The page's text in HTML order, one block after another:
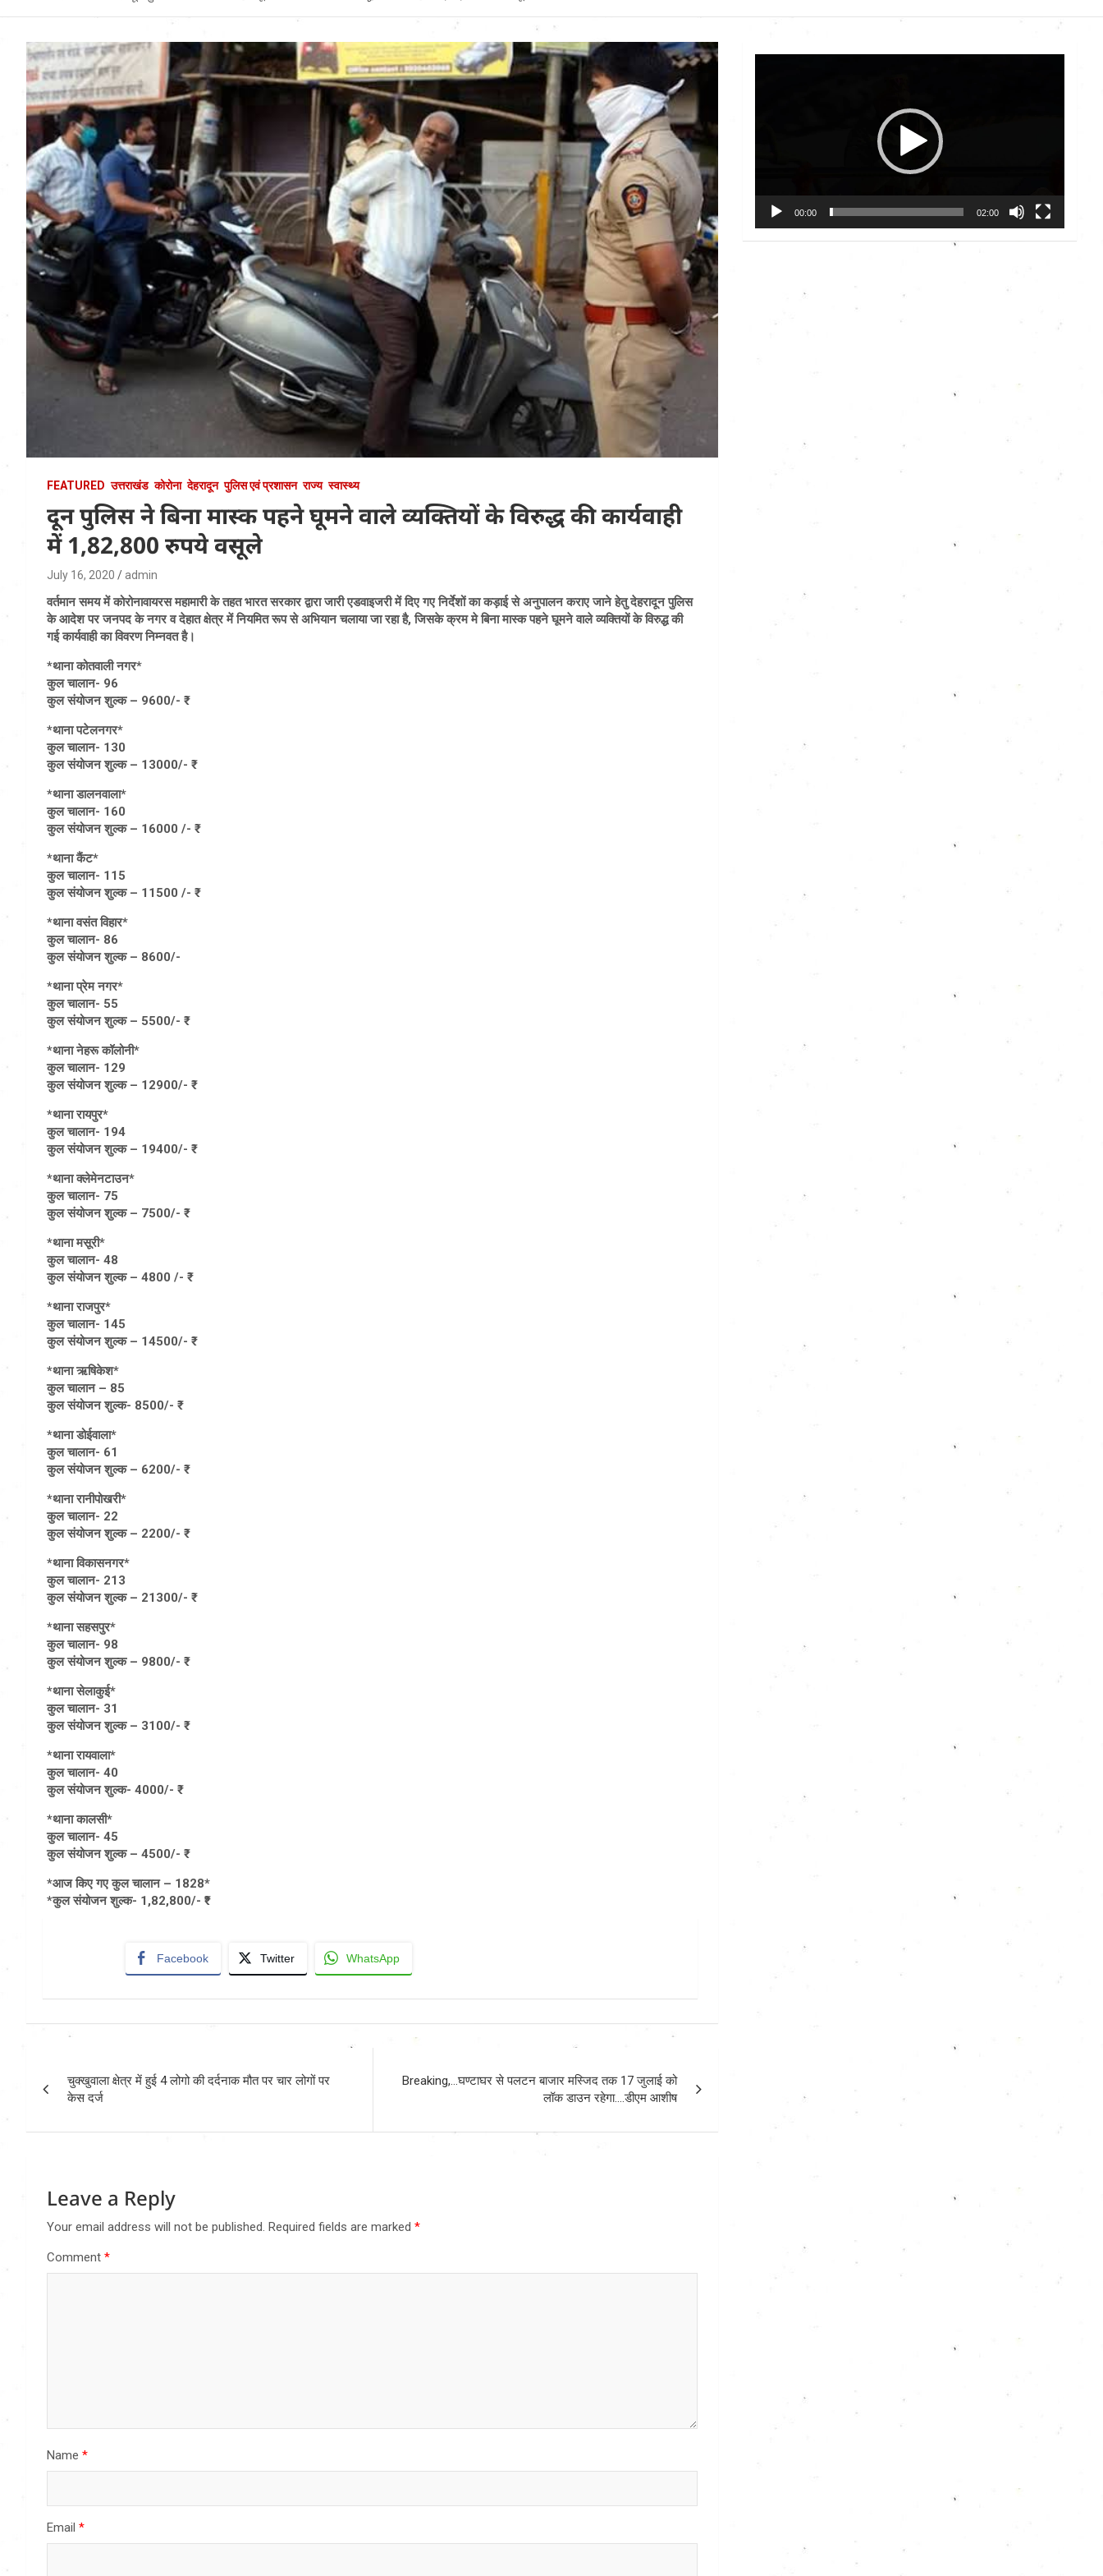
Uttarakhand News in
Hindi
FEATURED उत्तराखंड कोरोना देहरादून पुलिस एवं प्रशासन राज्य स्वास्थ्य
दून पुलिस ने बिना मास्क पहने घूमने वाले व्यक्तियों के विरुद्ध की कार्यवाही
में 1,82,800 रुपये वसूले
July 16, 2020 admin
वर्तमान समय में कोरोनावायरस महामारी के तहत भारत सरकार द्वारा जारी एडवाइजरी में दिए गए निर्देशों का कड़ाई से अनुपालन कराए जाने हेतु देहरादून पुलिस
के आदेश पर जनपद के नगर व देहात क्षेत्र में नियमित रूप से अभियान चलाया जा रहा है, जिसके क्रम मे बिना मास्क पहने घूमने वाले व्यक्तियों के विरुद्ध की
गई कार्यवाही का विवरण निम्नवत है।
*थाना कोतवाली नगर*
कुल चालान- 96
कुल संयोजन शुल्क – 9600/- ₹
*थाना पटेलनगर*
कुल चालान- 130
कुल संयोजन शुल्क – 13000/- ₹
*थाना डालनवाला*
कुल चालान- 160
कुल संयोजन शुल्क – 16000 /- ₹
*थाना कैंट*
कुल चालान- 115
कुल संयोजन शुल्क – 11500 /- ₹
*थाना वसंत विहार*
कुल चालान- 86
कुल संयोजन शुल्क – 8600/-
*थाना प्रेम नगर*
कुल चालान- 55
कुल संयोजन शुल्क – 5500/- ₹
*थाना नेहरू कॉलोनी*
कुल चालान- 129
कुल संयोजन शुल्क – 12900/- ₹
*थाना रायपुर*
कुल चालान- 194
कुल संयोजन शुल्क – 19400/- ₹
*थाना क्लेमेनटाउन*
कुल चालान- 75
कुल संयोजन शुल्क – 7500/- ₹
*थाना मसूरी*
कुल चालान- 48
कुल संयोजन शुल्क – 4800 /- ₹
*थाना राजपुर*
कुल चालान- 145
कुल संयोजन शुल्क – 14500/- ₹
*थाना ऋषिकेश*
कुल चालान – 85
कुल संयोजन शुल्क- 8500/- ₹
*थाना डोईवाला*
कुल चालान- 61
कुल संयोजन शुल्क – 6200/- ₹
*थाना रानीपोखरी*
कुल चालान- 22
कुल संयोजन शुल्क – 2200/- ₹
*थाना विकासनगर*
कुल चालान- 213
कुल संयोजन शुल्क – 21300/- ₹
*थाना सहसपुर*
कुल चालान- 98
कुल संयोजन शुल्क – 9800/- ₹
*थाना सेलाकुई*
कुल चालान- 31
कुल संयोजन शुल्क – 3100/- ₹
*थाना रायवाला*
कुल चालान- 40
कुल संयोजन शुल्क- 4000/- ₹
*थाना कालसी*
कुल चालान- 45
कुल संयोजन शुल्क – 4500/- ₹
*आज किए गए कुल चालान – 1828*
*कुल संयोजन शुल्क- 1,82,800/- ₹*
Facebook Twitter WhatsApp
navigation
चुक्खुवाला क्षेत्र में हुई 4 लोगो की दर्दनाक मौत पर चार लोगों पर
केस दर्ज
Breaking,…घण्टाघर से पलटन बाजार मस्जिद तक 17 जुलाई को
लॉक डाउन रहेगा….डीएम आशीष
Leave a Reply
Your email address will not be published. Required fields are marked *
Comment *
Name *
Email *
00:00 02:00